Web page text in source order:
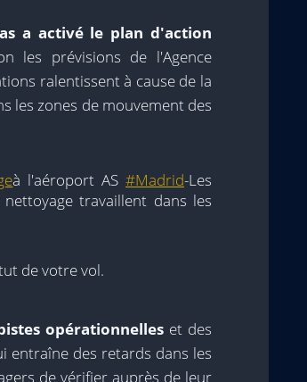
a activé le plan d'action
les prévisions de l'Agence
ralentissent à cause de la
les zones de mouvement des
à l'aéroport AS#Madrid-Les
travaillent dans les
de votre vol.
opérationnelleset des
entraîne des retards dans les
de vérifier auprès de leur